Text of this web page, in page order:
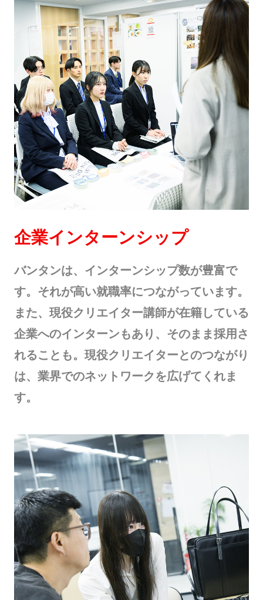
企業インターンシップ
バンタンは、インターンシップ数が豊富で
す。それが高い就職率につながっています。
また、現役クリエイター講師が在籍している
企業へのインターンもあり、そのまま採用さ
れることも。現役クリエイターとのつながり
は、業界でのネットワークを広げてくれま
す。